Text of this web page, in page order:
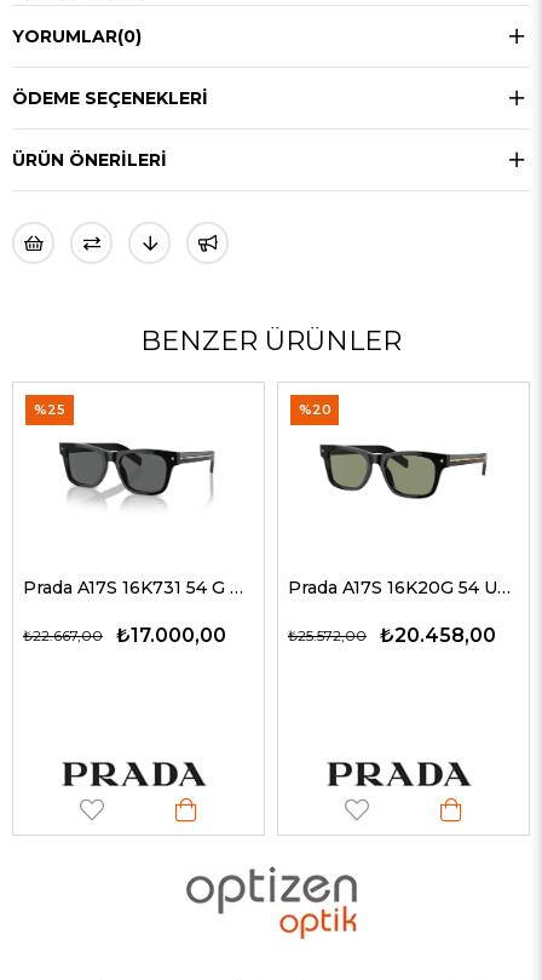
YORUMLAR(0)
ÖDEME SEÇENEKLERI
ÜRÜN ÖNERILERI
BENZER ÜRÜNLER
Prada A17S 16K731 54 G Erkek Güneş Gözlükleri
₺17.000,00
₺22.667,00
%25
Prada A17S 16K20G 54 Unisex Güneş Gözlükleri
₺20.458,00
₺25.572,00
%20